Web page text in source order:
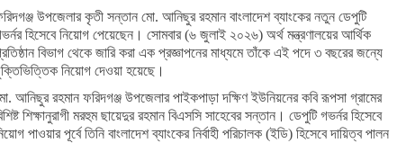
উপজেলার কৃতী সন্তান মো. আনিছুর রহমান বাংলাদেশ ব্যাংকের নতুন ডেপুটি
হিসেবে নিয়োগ পেয়েছেন। সোমবার (৬ জুলাই ২০২৬) অর্থ মন্ত্রণালয়ের আর্থিক
বিভাগ থেকে জারি করা এক প্রজ্ঞাপনের মাধ্যমে তাঁকে এই পদে ৩ বছরের জন্যে
নিয়োগ দেওয়া হয়েছে।
আনিছুর রহমান ফরিদগঞ্জ উপজেলার পাইকপাড়া দক্ষিণ ইউনিয়নের কবি রূপসা গ্রামের
শিক্ষানুরাগী মরহুম ছায়েদুর রহমান বিএসসি সাহেবের সন্তান। ডেপুটি গভর্নর হিসেবে
পাওয়ার পূর্বে তিনি বাংলাদেশ ব্যাংকের নির্বাহী পরিচালক (ইডি) হিসেবে দায়িত্ব পালন